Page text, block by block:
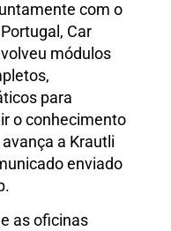
com o
Car
módulos
para
o conhecimento
a Krautli
enviado
as oficinas